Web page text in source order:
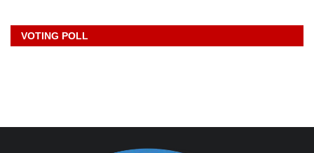
VOTING POLL